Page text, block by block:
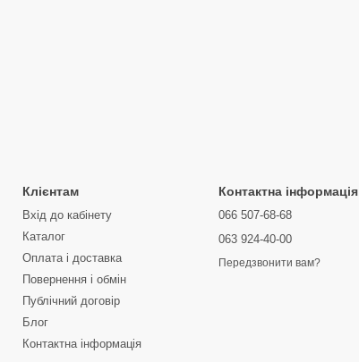
Клієнтам
Вхід до кабінету
Каталог
Оплата і доставка
Повернення і обмін
Публічний договір
Блог
Контактна інформація
Контактна інформація
066 507-68-68
063 924-40-00
Передзвонити вам?